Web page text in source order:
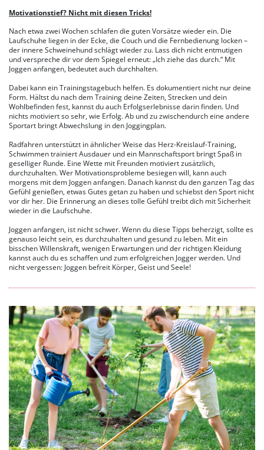
Motivationstief? Nicht mit diesen Tricks!
Nach etwa zwei Wochen schlafen die guten Vorsätze wieder ein. Die
Laufschuhe liegen in der Ecke, die Couch und die Fernbedienung locken –
der innere Schweinehund schlägt wieder zu. Lass dich nicht entmutigen
und verspreche dir vor dem Spiegel erneut: „Ich ziehe das durch.“ Mit
Joggen anfangen, bedeutet auch durchhalten.
Dabei kann ein Trainingstagebuch helfen. Es dokumentiert nicht nur deine
Form. Hältst du nach dem Training deine Zeiten, Strecken und dein
Wohlbefinden fest, kannst du auch Erfolgserlebnisse darin finden. Und
nichts motiviert so sehr, wie Erfolg. Ab und zu zwischendurch eine andere
Sportart bringt Abwechslung in den Joggingplan.
Radfahren unterstützt in ähnlicher Weise das Herz-Kreislauf-Training,
Schwimmen trainiert Ausdauer und ein Mannschaftsport bringt Spaß in
geselliger Runde. Eine Wette mit Freunden motiviert zusätzlich,
durchzuhalten. Wer Motivationsprobleme besiegen will, kann auch
morgens mit dem Joggen anfangen. Danach kannst du den ganzen Tag das
Gefühl genießen, etwas Gutes getan zu haben und schiebst den Sport nicht
vor dir her. Die Erinnerung an dieses tolle Gefühl treibt dich mit Sicherheit
wieder in die Laufschuhe.
Joggen anfangen, ist nicht schwer. Wenn du diese Tipps beherzigt, sollte es
genauso leicht sein, es durchzuhalten und gesund zu leben. Mit ein
bisschen Willenskraft, wenigen Erwartungen und der richtigen Kleidung
kannst auch du es schaffen und zum erfolgreichen Jogger werden. Und
nicht vergessen: Joggen befreit Körper, Geist und Seele!